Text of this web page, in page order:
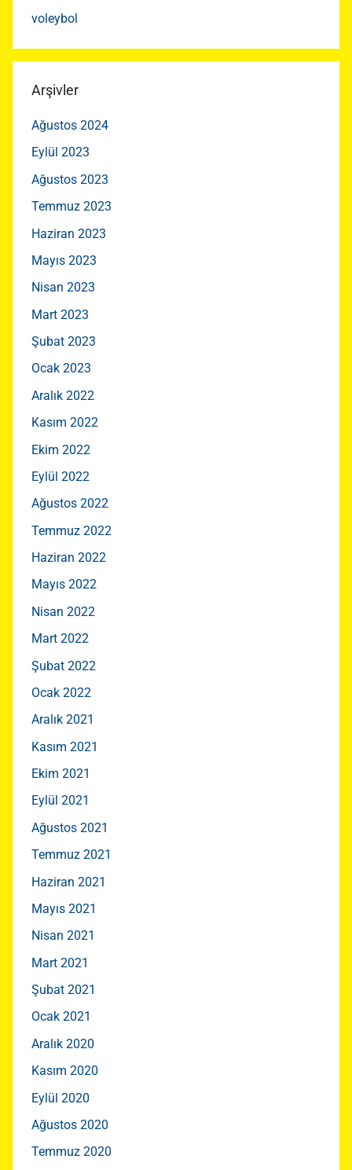
voleybol
Arşivler
Ağustos 2024
Eylül 2023
Ağustos 2023
Temmuz 2023
Haziran 2023
Mayıs 2023
Nisan 2023
Mart 2023
Şubat 2023
Ocak 2023
Aralık 2022
Kasım 2022
Ekim 2022
Eylül 2022
Ağustos 2022
Temmuz 2022
Haziran 2022
Mayıs 2022
Nisan 2022
Mart 2022
Şubat 2022
Ocak 2022
Aralık 2021
Kasım 2021
Ekim 2021
Eylül 2021
Ağustos 2021
Temmuz 2021
Haziran 2021
Mayıs 2021
Nisan 2021
Mart 2021
Şubat 2021
Ocak 2021
Aralık 2020
Kasım 2020
Eylül 2020
Ağustos 2020
Temmuz 2020